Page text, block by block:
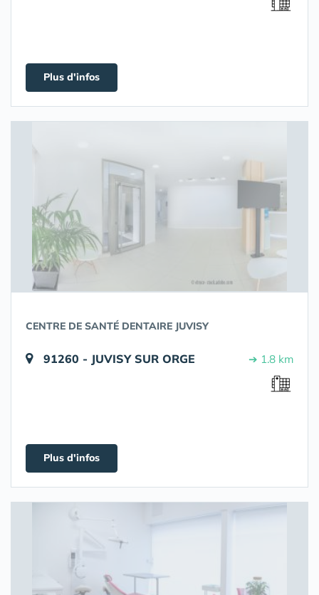
Plus d'infos
CENTRE DE SANTÉ DENTAIRE JUVISY
91260 - JUVISY SUR ORGE ➔ 1.8 km
Plus d'infos